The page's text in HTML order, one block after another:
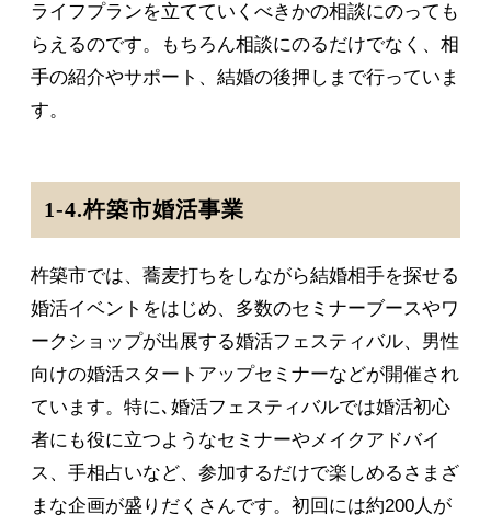
ライフプランを立てていくべきかの相談にのっても
らえるのです。もちろん相談にのるだけでなく、相
手の紹介やサポート、結婚の後押しまで行っていま
す。
1-4.杵築市婚活事業
杵築市では、蕎麦打ちをしながら結婚相手を探せる
婚活イベントをはじめ、多数のセミナーブースやワ
ークショップが出展する婚活フェスティバル、男性
向けの婚活スタートアップセミナーなどが開催され
ています。特に､婚活フェスティバルでは婚活初心
者にも役に立つようなセミナーやメイクアドバイ
ス、手相占いなど、参加するだけで楽しめるさまざ
まな企画が盛りだくさんです。初回には約200人が